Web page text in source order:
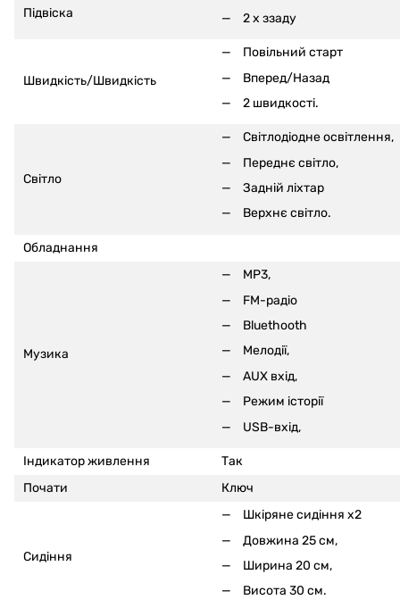
Підвіска 2 x ззаду
Швидкість/Швидкість
Повільний старт
Вперед/Назад
2 швидкості.
Світло
Світлодіодне освітлення,
Переднє світло,
Задній ліхтар
Верхнє світло.
Обладнання
Музика
MP3,
FM-радіо
Bluethooth
Мелодії,
AUX вхід,
Режим історії
USB-вхід,
Індикатор живлення
Так
Почати
Ключ
Сидіння
Шкіряне сидіння x2
Довжина 25 см,
Ширина 20 см,
Висота 30 см.